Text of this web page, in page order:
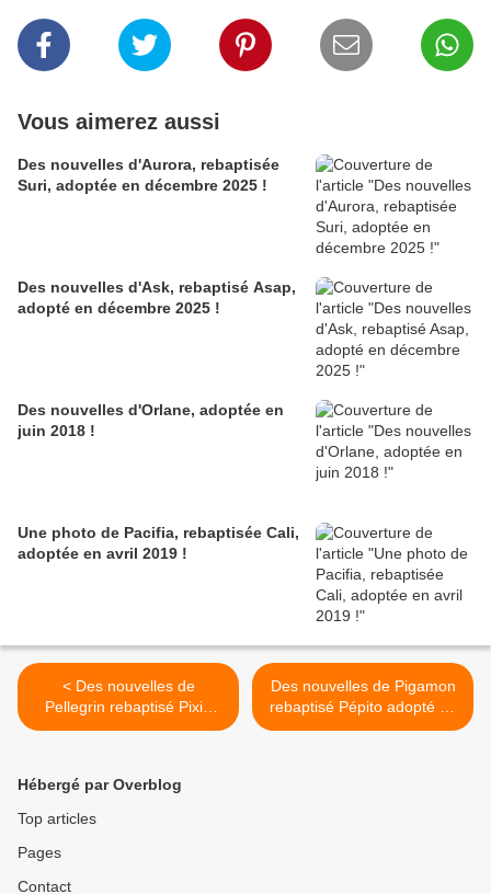
Vous aimerez aussi
Des nouvelles d'Aurora, rebaptisée
Suri, adoptée en décembre 2025 !
Des nouvelles d'Ask, rebaptisé Asap,
adopté en décembre 2025 !
Des nouvelles d'Orlane, adoptée en
juin 2018 !
Une photo de Pacifia, rebaptisée Cali,
adoptée en avril 2019 !
< Des nouvelles de
Pellegrin rebaptisé Pixie
adopté en octobre 2019 !
Des nouvelles de Pigamon
rebaptisé Pépito adopté en
août 2019 ! >
Hébergé par Overblog
Top articles
Pages
Contact